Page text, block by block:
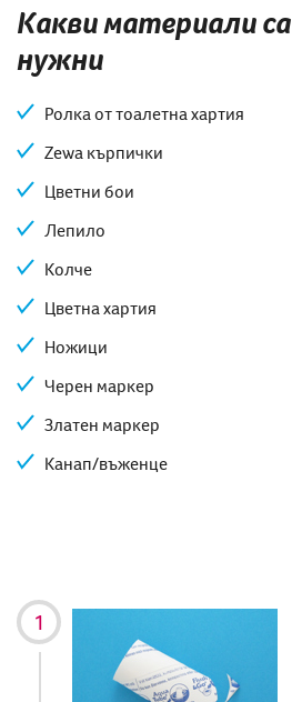
Какви материали са
нужни
Ролка от тоалетна хартия
Zewa кърпички
Цветни бои
Лепило
Колче
Цветна хартия
Ножици
Черен маркер
Златен маркер
Канап/въженце